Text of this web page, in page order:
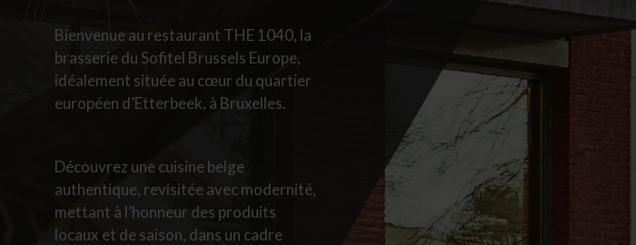
Bienvenue au restaurant THE 1040, la
brasserie du Sofitel Brussels Europe,
idéalement située au cœur du quartier
européen d’Etterbeek, à Bruxelles.
Découvrez une cuisine belge
authentique, revisitée avec modernité,
mettant à l’honneur des produits
locaux et de saison, dans un cadre